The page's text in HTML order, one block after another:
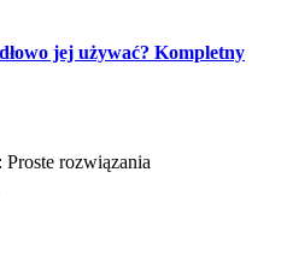
jej używać? Kompletny